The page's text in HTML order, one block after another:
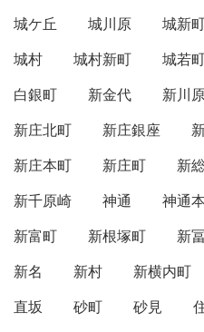
城ケ丘
城川原 城新
城村
城村新町 城若
白銀町
新金代 新川
新庄北町
新庄銀座
新庄本町
新庄町 新
新千原崎
神通 神通
新富町
新根塚町 新
新名
新村 新横内町
直坂
砂町 砂見